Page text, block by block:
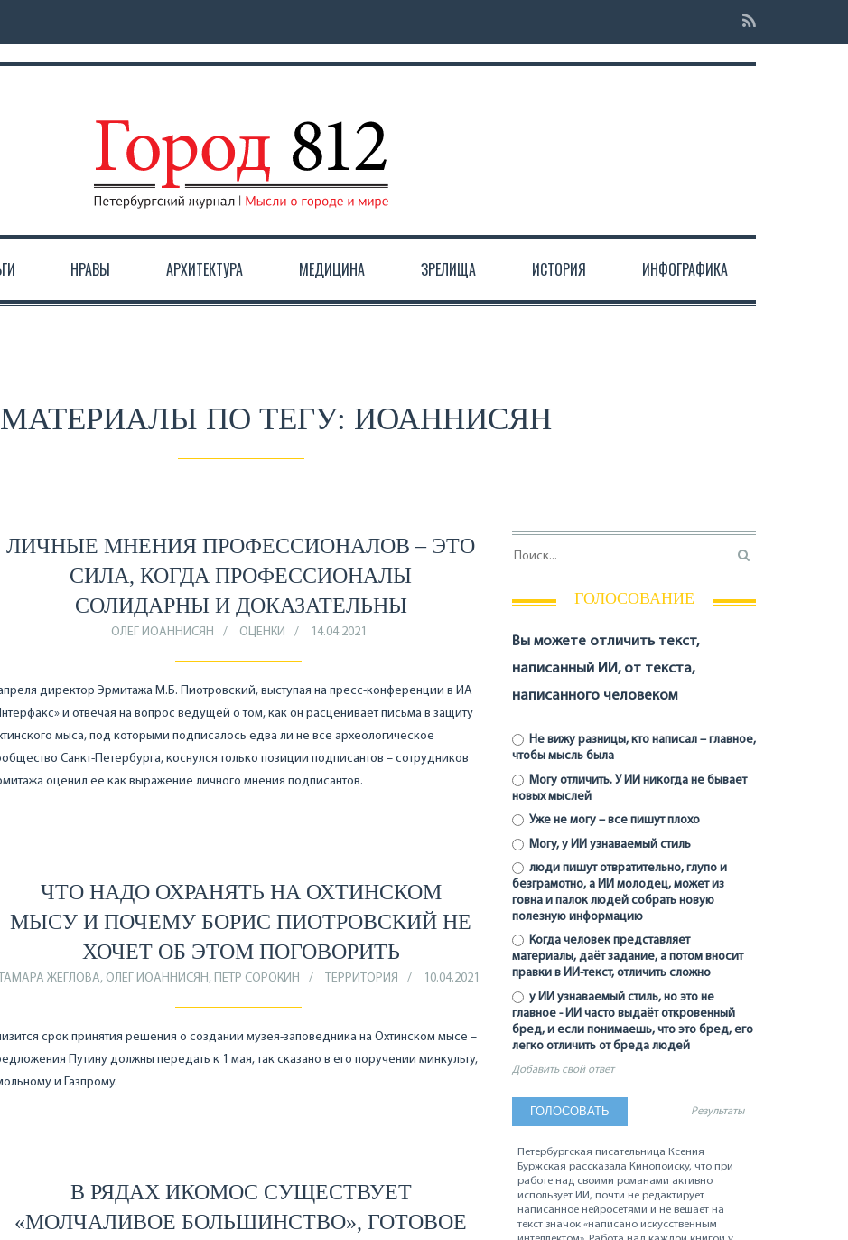
НРАВЫ АРХИТЕКТУРА МЕДИЦИНА ЗРЕЛИЩА ИСТОРИЯ ИНФОГРАФИКА
ПО ТЕГУ: ИОАННИСЯН
ЛИЧНЫЕ МНЕНИЯ ПРОФЕССИОНАЛОВ – ЭТО
СИЛА, КОГДА ПРОФЕССИОНАЛЫ
СОЛИДАРНЫ И ДОКАЗАТЕЛЬНЫ
ОЛЕГ ИОАННИСЯН ОЦЕНКИ 14.04.2021
директор Эрмитажа М.Б. Пиотровский, выступая на пресс-конференции в ИА
и отвечая на вопрос ведущей о том, как он расценивает письма в защиту
мыса, под которыми подписалось едва ли не все археологическое
Санкт-Петербурга, коснулся только позиции подписантов – сотрудников
оценил ее как выражение личного мнения подписантов.
ЧТО НАДО ОХРАНЯТЬ НА ОХТИНСКОМ
МЫСУ И ПОЧЕМУ БОРИС ПИОТРОВСКИЙ НЕ
ХОЧЕТ ОБ ЭТОМ ПОГОВОРИТЬ
ЖЕГЛОВА, ОЛЕГ ИОАННИСЯН, ПЕТР СОРОКИН ТЕРРИТОРИЯ 10.04.2021
срок принятия решения о создании музея-заповедника на Охтинском мысе –
Путину должны передать к 1 мая, так сказано в его поручении минкульту,
и Газпрому.
В РЯДАХ ИКОМОС СУЩЕСТВУЕТ
«МОЛЧАЛИВОЕ БОЛЬШИНСТВО», ГОТОВОЕ
ГОЛОСОВАНИЕ
Вы можете отличить текст,
написанный ИИ, от текста,
написанного человеком
Не вижу разницы, кто написал – главное,
чтобы мысль была
Могу отличить. У ИИ никогда не бывает
новых мыслей
Уже не могу – все пишут плохо
Могу, у ИИ узнаваемый стиль
люди пишут отвратительно, глупо и
безграмотно, а ИИ молодец, может из
говна и палок людей собрать новую
полезную информацию
Когда человек представляет
материалы, даёт задание, а потом вносит
правки в ИИ-текст, отличить сложно
у ИИ узнаваемый стиль, но это не
главное - ИИ часто выдаёт откровенный
бред, и если понимаешь, что это бред, его
легко отличить от бреда людей
Добавить свой ответ
Результаты
Петербургская писательница Ксения
Буржская рассказала Кинопоиску, что при
работе над своими романами активно
использует ИИ, почти не редактирует
написанное нейросетями и не вешает на
текст значок «написано искусственным